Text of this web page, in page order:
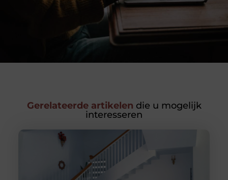
Gerelateerde artikelen die u mogelijk
interesseren